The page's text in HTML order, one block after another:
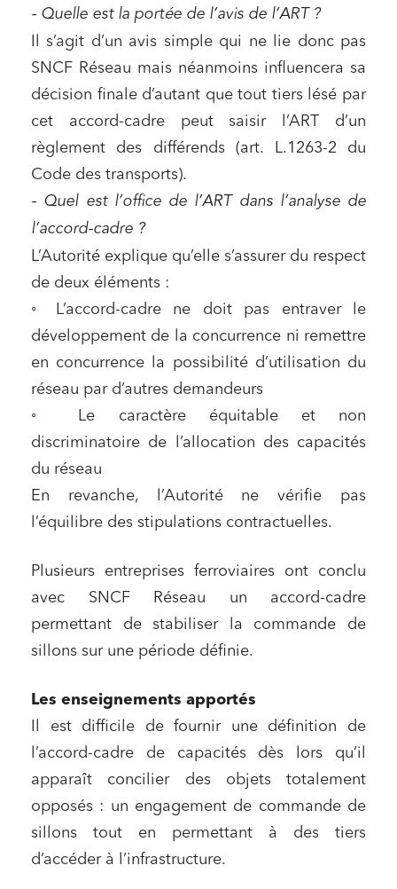
- Quelle est la portée de l’avis de l’ART ?
Il s’agit d’un avis simple qui ne lie donc pas
SNCF Réseau mais néanmoins influencera sa
décision finale d’autant que tout tiers lésé par
cet accord-cadre peut saisir l’ART d’un
règlement des différends (art. L.1263-2 du
Code des transports).
- Quel est l’office de l’ART dans l’analyse de
l’accord-cadre ?
L’Autorité explique qu’elle s’assurer du respect
de deux éléments :
◦ L’accord-cadre ne doit pas entraver le
développement de la concurrence ni remettre
en concurrence la possibilité d’utilisation du
réseau par d’autres demandeurs
◦ Le caractère équitable et non
discriminatoire de l’allocation des capacités
du réseau
En revanche, l’Autorité ne vérifie pas
l’équilibre des stipulations contractuelles.
Plusieurs entreprises ferroviaires ont conclu
avec SNCF Réseau un accord-cadre
permettant de stabiliser la commande de
sillons sur une période définie.
Les enseignements apportés
Il est difficile de fournir une définition de
l’accord-cadre de capacités dès lors qu’il
apparaît concilier des objets totalement
opposés : un engagement de commande de
sillons tout en permettant à des tiers
d’accéder à l’infrastructure.